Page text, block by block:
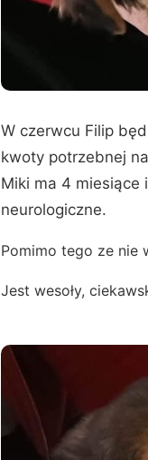
W czerwcu Filip
kwoty potrzebnej
Miki ma 4 miesiące
neurologiczne.
Pomimo tego ze nie
Jest wesoły,